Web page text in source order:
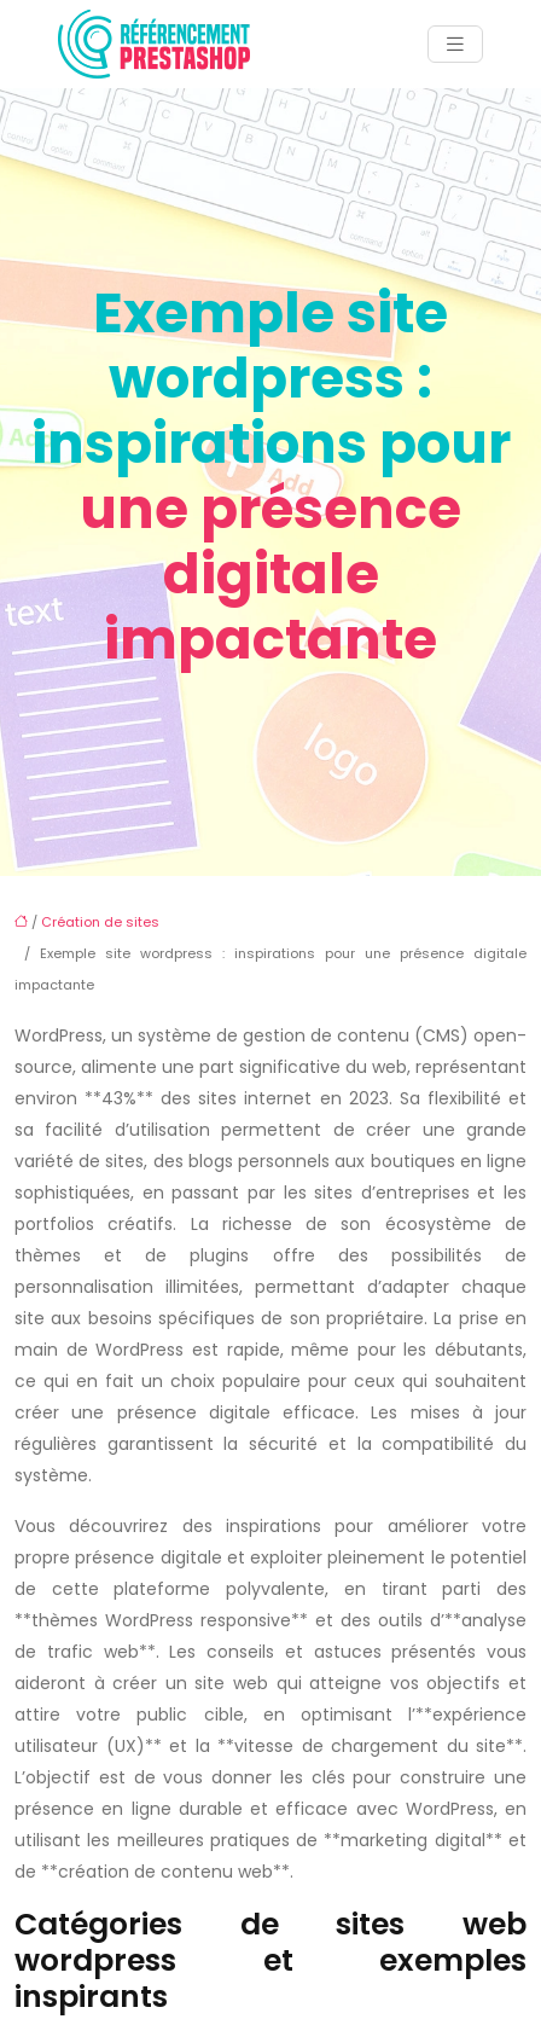
Exemple site
wordpress :
inspirations pour
une présence
digitale
impactante
/ Création de sites
/ Exemple site wordpress : inspirations pour une présence digitale
impactante
WordPress, un système de gestion de contenu (CMS) open-
source, alimente une part significative du web, représentant
environ **43%** des sites internet en 2023. Sa flexibilité et
sa facilité d’utilisation permettent de créer une grande
variété de sites, des blogs personnels aux boutiques en ligne
sophistiquées, en passant par les sites d’entreprises et les
portfolios créatifs. La richesse de son écosystème de
thèmes et de plugins offre des possibilités de
personnalisation illimitées, permettant d’adapter chaque
site aux besoins spécifiques de son propriétaire. La prise en
main de WordPress est rapide, même pour les débutants,
ce qui en fait un choix populaire pour ceux qui souhaitent
créer une présence digitale efficace. Les mises à jour
régulières garantissent la sécurité et la compatibilité du
système.
Vous découvrirez des inspirations pour améliorer votre
propre présence digitale et exploiter pleinement le potentiel
de cette plateforme polyvalente, en tirant parti des
**thèmes WordPress responsive** et des outils d’**analyse
de trafic web**. Les conseils et astuces présentés vous
aideront à créer un site web qui atteigne vos objectifs et
attire votre public cible, en optimisant l’**expérience
utilisateur (UX)** et la **vitesse de chargement du site**.
L’objectif est de vous donner les clés pour construire une
présence en ligne durable et efficace avec WordPress, en
utilisant les meilleures pratiques de **marketing digital** et
de **création de contenu web**.
Catégories de sites web
wordpress et exemples
inspirants